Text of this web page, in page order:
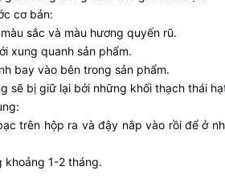
cơ bản:
sắc và màu hương quyến rũ.
xung quanh sản phẩm.
bay vào bên trong sản phẩm.
sẽ bị giữ lại bởi những khối thạch thái
trên hộp ra và đậy nắp vào rồi để ở
khoảng 1-2 tháng.